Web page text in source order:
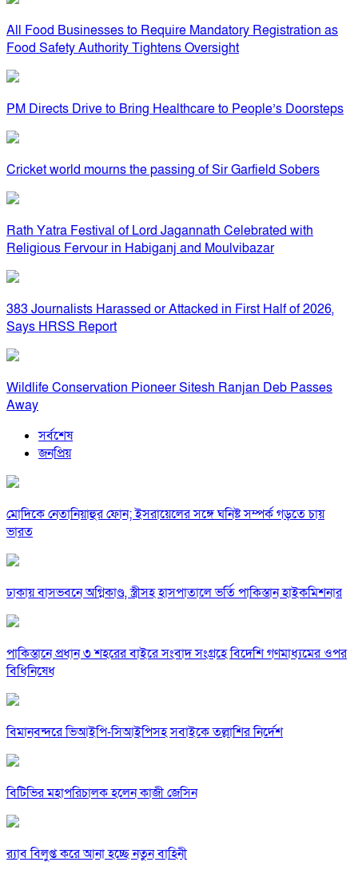
All Food Businesses to Require Mandatory Registration as
Food Safety Authority Tightens Oversight
PM Directs Drive to Bring Healthcare to People’s Doorsteps
Cricket world mourns the passing of Sir Garfield Sobers
Rath Yatra Festival of Lord Jagannath Celebrated with
Religious Fervour in Habiganj and Moulvibazar
383 Journalists Harassed or Attacked in First Half of 2026,
Says HRSS Report
Wildlife Conservation Pioneer Sitesh Ranjan Deb Passes
Away
সর্বশেষ
জনপ্রিয়
মোদিকে নেতানিয়াহুর ফোন; ইসরায়েলের সঙ্গে ঘনিষ্ট সম্পর্ক গড়তে চায়
ভারত
ঢাকায় বাসভবনে অগ্নিকাণ্ড, স্ত্রীসহ হাসপাতালে ভর্তি পাকিস্তান হাইকমিশনার
পাকিস্তানে প্রধান ৩ শহরের বাইরে সংবাদ সংগ্রহে বিদেশি গণমাধ্যমের ওপর
বিধিনিষেধ
বিমানবন্দরে ভিআইপি-সিআইপিসহ সবাইকে তল্লাশির নির্দেশ
বিটিভির মহাপরিচালক হলেন কাজী জেসিন
র‍্যাব বিলুপ্ত করে আনা হচ্ছে নতুন বাহিনী